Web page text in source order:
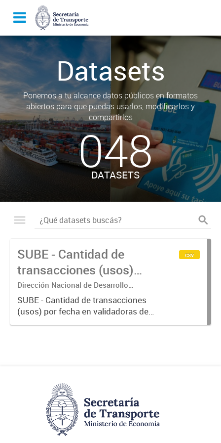
Datasets
Ponemos a tu alcance datos públicos en formatos
abiertos para que puedas usarlos, modificarlos y
compartirlos
048
DATASETS
SUBE - Cantidad de
transacciones (usos)
por fecha
Dirección Nacional de Desarrollo
Tecnológico - Ministerio de Transporte.
SUBE - Cantidad de transacciones
(usos) por fecha en validadoras de
la red SUBE.
csv